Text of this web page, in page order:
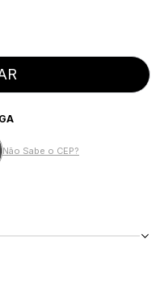
Não Sabe o CEP?